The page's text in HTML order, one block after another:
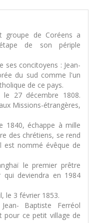
groupe de Coréens a
de son périple
ses concitoyens : Jean-
du sud comme l'un
de ce pays.
le 27 décembre 1808.
Missions-étrangères,
1840, échappe à mille
des chrétiens, se rend
est nommé évêque de
le premier prêtre
deviendra en 1984
le 3 février 1853.
Baptiste Ferréol
pour ce petit village de